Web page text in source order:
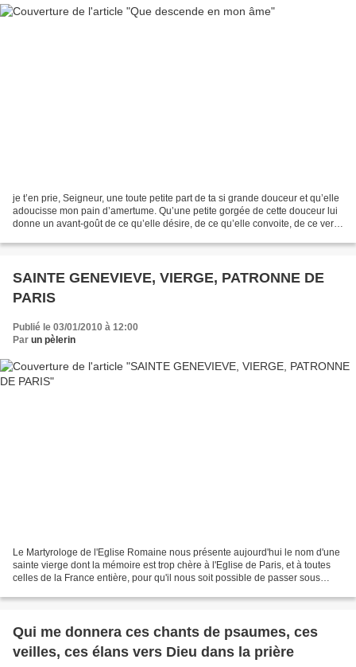
je t’en prie, Seigneur, une toute petite part de ta si grande douceur et qu’elle
adoucisse mon pain d’amertume. Qu’une petite gorgée de cette douceur lui
donne un avant-goût de ce qu’elle désire, de ce qu’elle convoite, de ce vers
SAINTE GENEVIEVE, VIERGE, PATRONNE DE
PARIS
Publié le 03/01/2010 à 12:00
Par un pèlerin
Le Martyrologe de l'Eglise Romaine nous présente aujourd'hui le nom d'une
sainte vierge dont la mémoire est trop chère à l'Eglise de Paris, et à toutes
celles de la France entière, pour qu'il nous soit possible de passer sous
Qui me donnera ces chants de psaumes, ces
veilles, ces élans vers Dieu dans la prière